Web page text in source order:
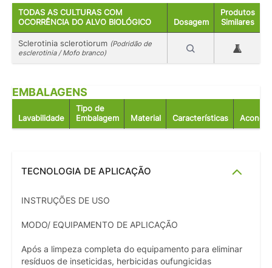
TODAS AS CULTURAS COM
OCORRÊNCIA DO ALVO BIOLÓGICO
Dosagem
Produtos
Similares
Sclerotinia sclerotiorum (Podridão de
esclerotinia / Mofo branco)
EMBALAGENS
Lavabilidade
Tipo de
Embalagem
Material Características
TECNOLOGIA DE APLICAÇÃO
INSTRUÇÕES DE USO
MODO/ EQUIPAMENTO DE APLICAÇÃO
Após a limpeza completa do equipamento para eliminar
resíduos de inseticidas, herbicidas oufungicidas